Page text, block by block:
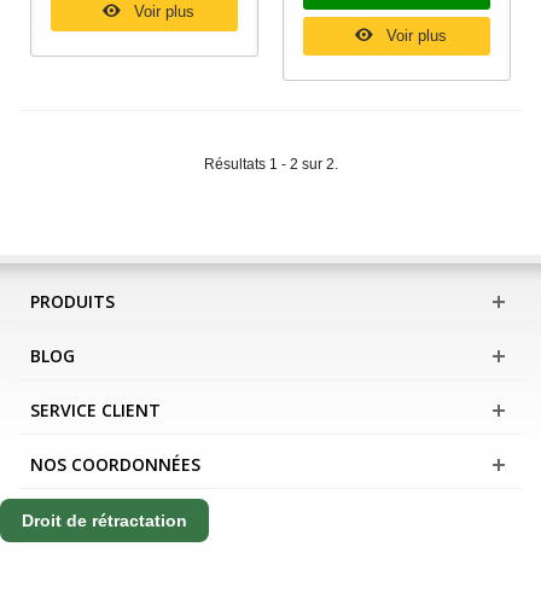
Voir plus
Voir plus
Résultats 1 - 2 sur 2.
PRODUITS
BLOG
SERVICE CLIENT
NOS COORDONNÉES
Droit de rétractation